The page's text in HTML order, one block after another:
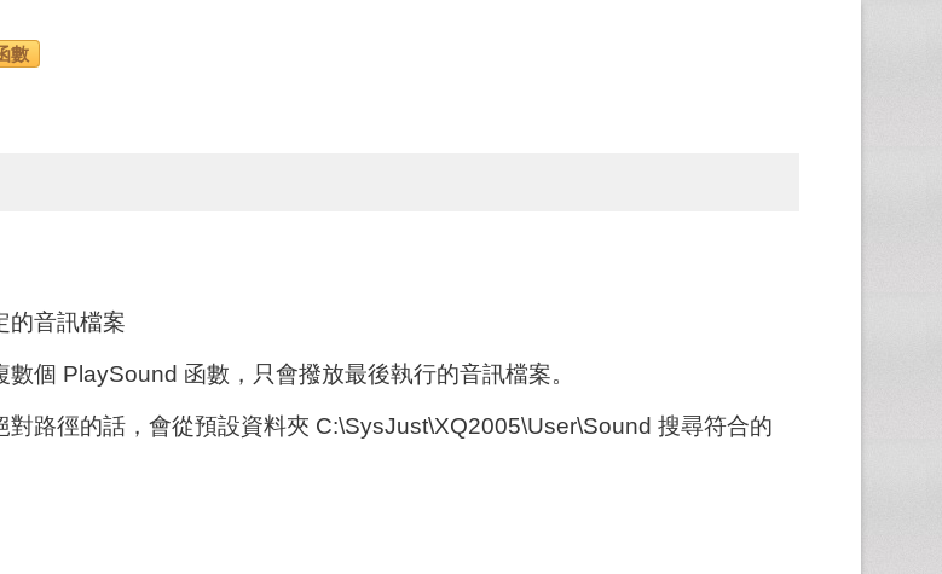
數
的音訊檔案
個 PlaySound 函數，只會撥放最後執行的音訊檔案。
對路徑的話，會從預設資料夾 C:\SysJust\XQ2005\User\Sound 搜尋符合的